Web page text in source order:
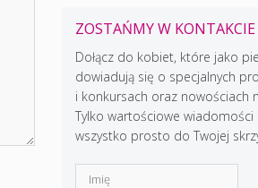
ZOSTAŃMY W KONTAKCIE
Dołącz do kobiet, które jako
dowiadują się o specjalnych
i konkursach oraz nowościach
Tylko wartościowe wiadomości
wszystko prosto do Twojej